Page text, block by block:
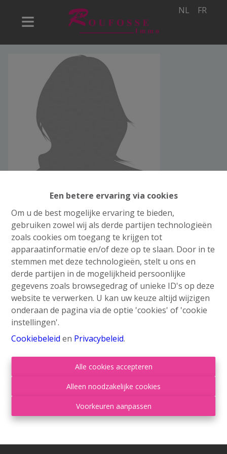
Een betere ervaring via cookies
Om u de best mogelijke ervaring te bieden,
gebruiken zowel wij als derde partijen technologieën
zoals cookies om toegang te krijgen tot
apparaatinformatie en/of deze op te slaan. Door in te
stemmen met deze technologieën, stelt u ons en
derde partijen in de mogelijkheid persoonlijke
gegevens zoals browsegedrag of unieke ID's op deze
website te verwerken. U kan uw keuze altijd wijzigen
onderaan de pagina via de optie 'cookies' of 'cookie
instellingen'.
Cookiebeleid en Privacybeleid.
Alle cookies accepteren
Alleen noodzakelijke cookies
Voorkeuren aanpassen
NL FR
Contacteer ons
Grand'Route 548
info@roufosse.be
Privacy Statement